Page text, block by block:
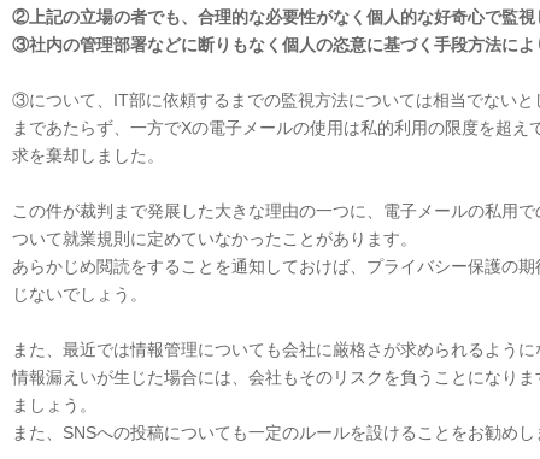
②上記の立場の者でも、合理的な必要性がなく個人的な好奇心で監視
③社内の管理部署などに断りもなく個人の恣意に基づく手段方法によ
③について、IT部に依頼するまでの監視方法については相当でない
まであたらず、一方でXの電子メールの使用は私的利用の限度を超
求を棄却しました。
この件が裁判まで発展した大きな理由の一つに、電子メールの私用
ついて就業規則に定めていなかったことがあります。
あらかじめ閲読をすることを通知しておけば、プライバシー保護の
じないでしょう。
また、最近では情報管理についても会社に厳格さが求められるよう
情報漏えいが生じた場合には、会社もそのリスクを負うことになり
ましょう。
また、SNSへの投稿についても一定のルールを設けることをお勧めし